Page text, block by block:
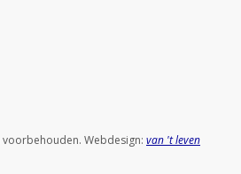
Webdesign: van 't leven